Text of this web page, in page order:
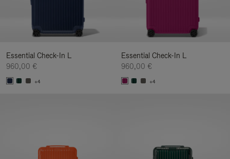
Essential Check-In L
960,00 €
+4
Essential Check-In L
960,00 €
+4